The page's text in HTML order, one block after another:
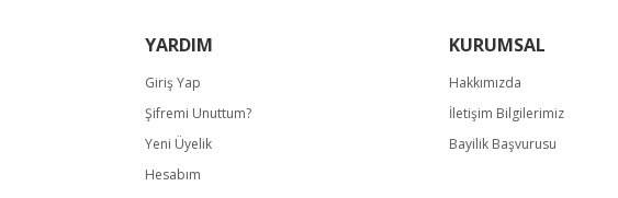
YARDIM
Giriş Yap
Şifremi Unuttum?
Yeni Üyelik
Hesabım
KURUMSAL
Hakkımızda
İletişim Bilgilerimiz
Bayilik Başvurusu